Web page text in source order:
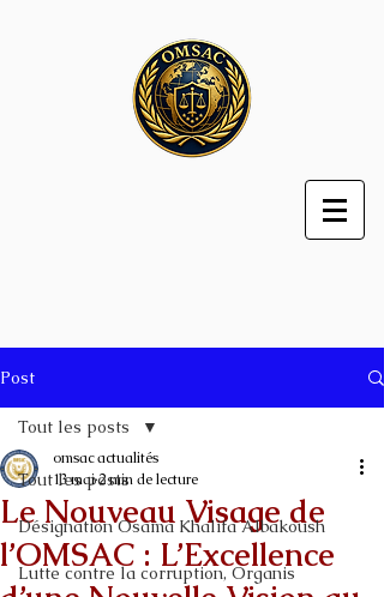
Post
Tout les posts
Désignation Osama Khalifa Albakoush
Lutte contre la corruption, Organis
Tout les posts
Le Nouveau Visage de
l’OMSAC : L’Excellence
omsac actualités
13 mai2 min de lecture